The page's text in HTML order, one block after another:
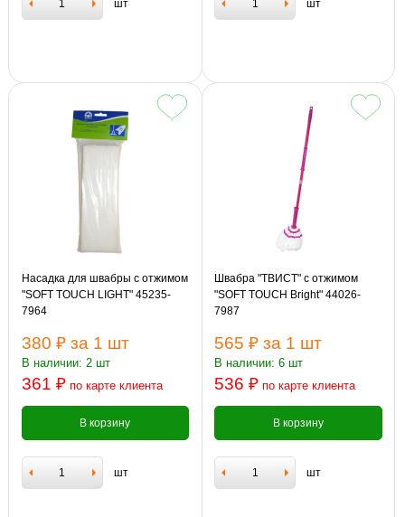
шт шт
Насадка для швабры с отжимом
"SOFT TOUCH LIGHT" 45235-
7964
380 ₽ за 1 шт
В наличии: 2 шт
361 ₽ по карте клиента
В корзину
шт
Швабра "ТВИСТ" с отжимом
"SOFT TOUCH Bright" 44026-
7987
565 ₽ за 1 шт
В наличии: 6 шт
536 ₽ по карте клиента
В корзину
шт